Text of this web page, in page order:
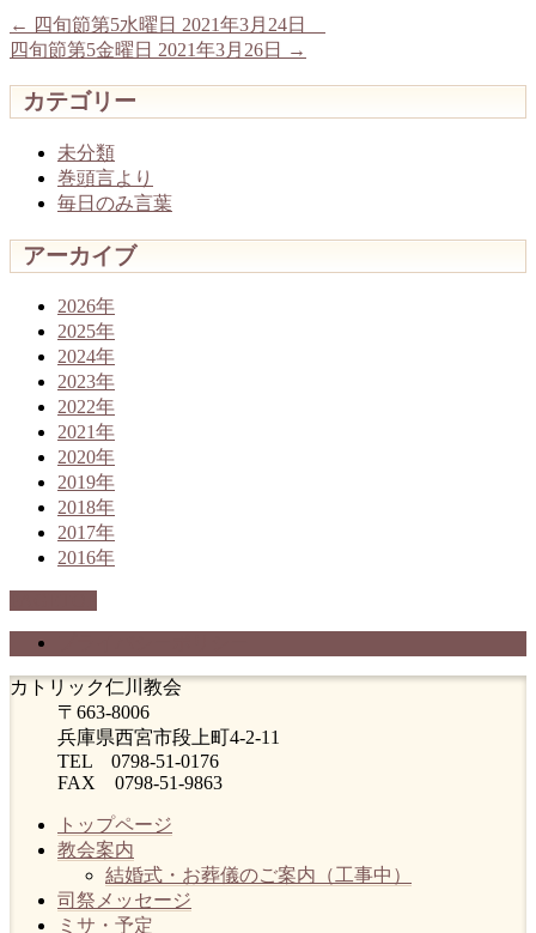
← 四旬節第5水曜日 2021年3月24日
四旬節第5金曜日 2021年3月26日
→
カテゴリー
未分類
巻頭言より
毎日のみ言葉
アーカイブ
2026年
2025年
2024年
2023年
2022年
2021年
2020年
2019年
2018年
2017年
2016年
カトリック仁川教会
〒663-8006
兵庫県西宮市段上町4-2-11
TEL 0798-51-0176
FAX 0798-51-9863
トップページ
教会案内
結婚式・お葬儀のご案内（工事中）
司祭メッセージ
ミサ・予定